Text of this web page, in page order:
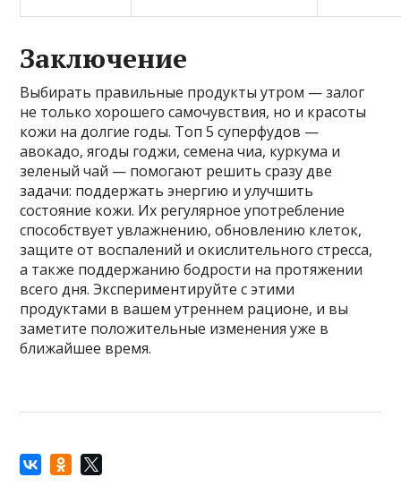
Заключение
Выбирать правильные продукты утром — залог
не только хорошего самочувствия, но и красоты
кожи на долгие годы. Топ 5 суперфудов —
авокадо, ягоды годжи, семена чиа, куркума и
зеленый чай — помогают решить сразу две
задачи: поддержать энергию и улучшить
состояние кожи. Их регулярное употребление
способствует увлажнению, обновлению клеток,
защите от воспалений и окислительного стресса,
а также поддержанию бодрости на протяжении
всего дня. Экспериментируйте с этими
продуктами в вашем утреннем рационе, и вы
заметите положительные изменения уже в
ближайшее время.